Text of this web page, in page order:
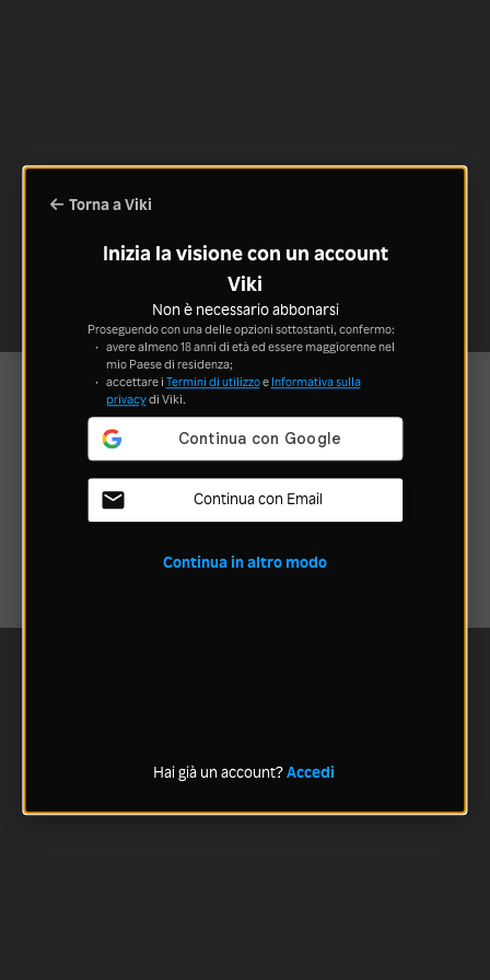
Torna a Viki
Inizia la visione con un account
Viki
Non è necessario abbonarsi
Proseguendo con una delle opzioni sottostanti, confermo:
avere almeno 18 anni di età ed essere maggiorenne nel
mio Paese di residenza;
accettare i Termini di utilizzoe Informativa sulla
privacydi Viki.
Continua con Email
Continua in altro modo
Hai già un account?Accedi